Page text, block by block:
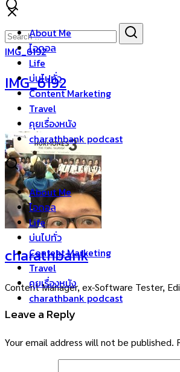
Skip
content
About Me
ไอดอล
Life
บ่นไปทั่ว
Content Marketing
Travel
คุยเรื่องหนัง
charathbank podcast
About Me
ไอดอล
Life
บ่นไปทั่ว
Content Marketing
Travel
คุยเรื่องหนัง
charathbank podcast
Search
for:
IMG_6192
IMG_6192
charathbank
Content Manager, ex-Software Tester,
Leave a Reply
Your email address will not be published.